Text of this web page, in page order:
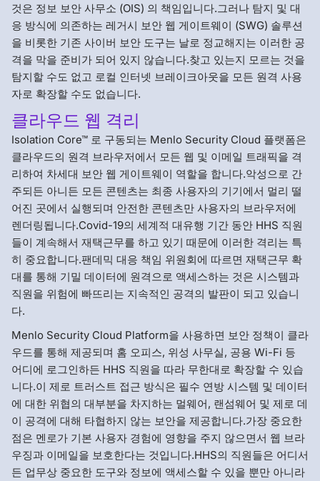
것은 정보 보안 사무소 (OIS) 의 책임입니다.그러나 탐지 및 대
응 방식에 의존하는 레거시 보안 웹 게이트웨이 (SWG) 솔루션
을 비롯한 기존 사이버 보안 도구는 날로 정교해지는 이러한 공
격을 막을 준비가 되어 있지 않습니다.찾고 있는지 모르는 것을
탐지할 수도 없고 로컬 인터넷 브레이크아웃을 모든 원격 사용
자로 확장할 수도 없습니다.
클라우드 웹 격리
Isolation Core™ 로 구동되는 Menlo Security Cloud 플랫폼은
클라우드의 원격 브라우저에서 모든 웹 및 이메일 트래픽을 격
리하여 차세대 보안 웹 게이트웨이 역할을 합니다.악성으로 간
주되든 아니든 모든 콘텐츠는 최종 사용자의 기기에서 멀리 떨
어진 곳에서 실행되며 안전한 콘텐츠만 사용자의 브라우저에
렌더링됩니다.Covid-19의 세계적 대유행 기간 동안 HHS 직원
들이 계속해서 재택근무를 하고 있기 때문에 이러한 격리는 특
히 중요합니다.팬데믹 대응 책임 위원회에 따르면 재택근무 확
대를 통해 기밀 데이터에 원격으로 액세스하는 것은 시스템과
직원을 위험에 빠뜨리는 지속적인 공격의 발판이 되고 있습니
다.
Menlo Security Cloud Platform을 사용하면 보안 정책이 클라
우드를 통해 제공되며 홈 오피스, 위성 사무실, 공용 Wi-Fi 등
어디에 로그인하든 HHS 직원을 따라 무한대로 확장할 수 있습
니다.이 제로 트러스트 접근 방식은 필수 연방 시스템 및 데이터
에 대한 위협의 대부분을 차지하는 멀웨어, 랜섬웨어 및 제로 데
이 공격에 대해 타협하지 않는 보안을 제공합니다.가장 중요한
점은 멘로가 기본 사용자 경험에 영향을 주지 않으면서 웹 브라
우징과 이메일을 보호한다는 것입니다.HHS의 직원들은 어디서
든 업무상 중요한 도구와 정보에 액세스할 수 있을 뿐만 아니라